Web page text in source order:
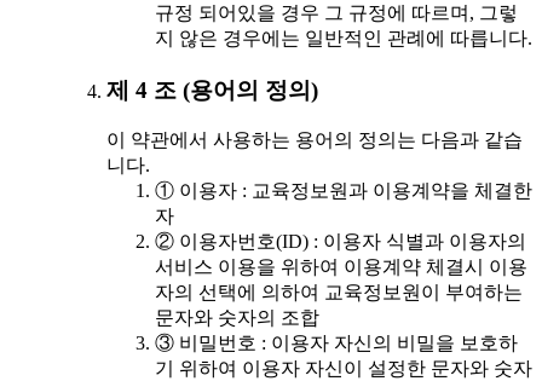
규정 되어있을 경우 그 규정에 따르며, 그렇
지 않은 경우에는 일반적인 관례에 따릅니다.
제 4 조 (용어의 정의)
이 약관에서 사용하는 용어의 정의는 다음과 같습
니다.
① 이용자 : 교육정보원과 이용계약을 체결한
자
② 이용자번호(ID) : 이용자 식별과 이용자의
서비스 이용을 위하여 이용계약 체결시 이용
자의 선택에 의하여 교육정보원이 부여하는
문자와 숫자의 조합
③ 비밀번호 : 이용자 자신의 비밀을 보호하
기 위하여 이용자 자신이 설정한 문자와 숫자